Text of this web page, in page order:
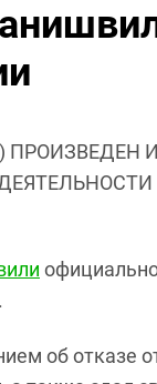
об отказе